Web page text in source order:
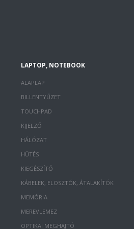
LAPTOP, NOTEBOOK
ALAPLAP
BILLENTYŰZET
TOUCHPAD
KIJELZŐ
HÁLÓZAT
HŰTÉS
KIEGÉSZÍTŐ
KÁBELEK, ELOSZTÓK, ÁTALAKÍTÓK
MEMÓRIA
MEREVLEMEZ
OPTIKAI MEGHAJTÓ